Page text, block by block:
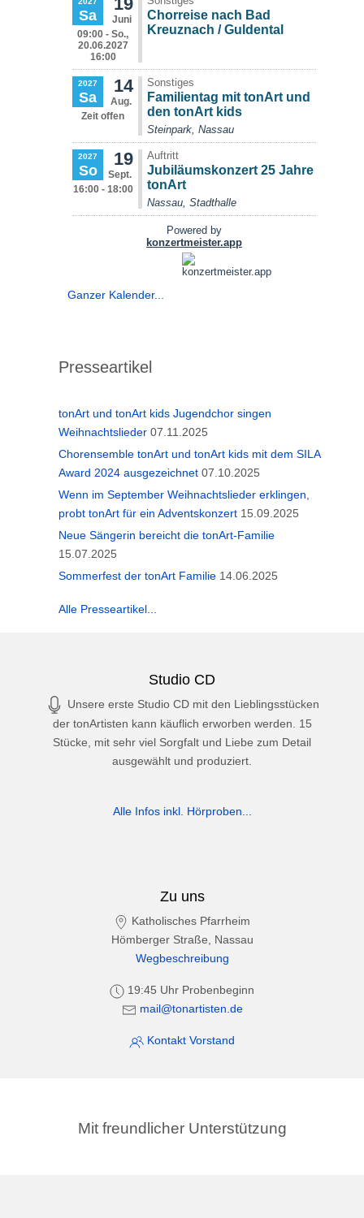
Ganzer Kalender...
Presseartikel
tonArt und tonArt kids Jugendchor singen
Weihnachtslieder 07.11.2025
Chorensemble tonArt und tonArt kids mit dem SILA
Award 2024 ausgezeichnet 07.10.2025
Wenn im September Weihnachtslieder erklingen,
probt tonArt für ein Adventskonzert 15.09.2025
Neue Sängerin bereicht die tonArt-Familie
15.07.2025
Sommerfest der tonArt Familie 14.06.2025
Alle Presseartikel...
Studio CD
Unsere erste Studio CD mit den Lieblingsstücken
der tonArtisten kann käuflich erworben werden. 15
Stücke, mit sehr viel Sorgfalt und Liebe zum Detail
ausgewählt und produziert.
Alle Infos inkl. Hörproben...
Zu uns
Katholisches Pfarrheim
Hömberger Straße, Nassau
Wegbeschreibung
19:45 Uhr Probenbeginn
mail@tonartisten.de
Kontakt Vorstand
Mit freundlicher Unterstützung